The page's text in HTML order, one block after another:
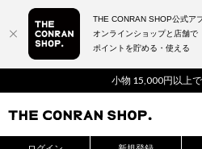
小物 15,000円以上
THE CONRAN SHOP公式ア
オンラインショップと店舗で
ポイントを貯める・使える